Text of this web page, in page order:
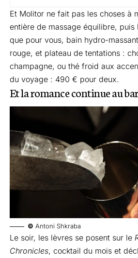
Et Molitor ne fait pas les choses à
entière de massage équilibre, puis
que pour vous, bain hydro-
rouge, et plateau de tentations :
champagne, ou thé froid aux
du voyage : 490 € pour deux.
Et la romance continue au
© Antoni Shkraba
Le soir, les lèvres se posent sur le
Chronicles, cocktail du mois et